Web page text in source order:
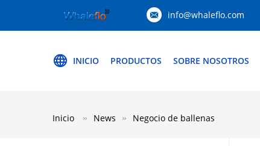
info@whaleflo.com
INICIO PRODUCTOS SOBRE NOSOTROS
Inicio News Negocio de ballenas